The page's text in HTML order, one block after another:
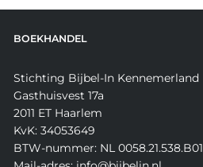
BOEKHANDEL
Stichting Bijbel-In Kennemerland
Gasthuisvest 17a
2011 ET Haarlem
KvK: 34053649
BTW-nummer: NL 0058.21.538.B01